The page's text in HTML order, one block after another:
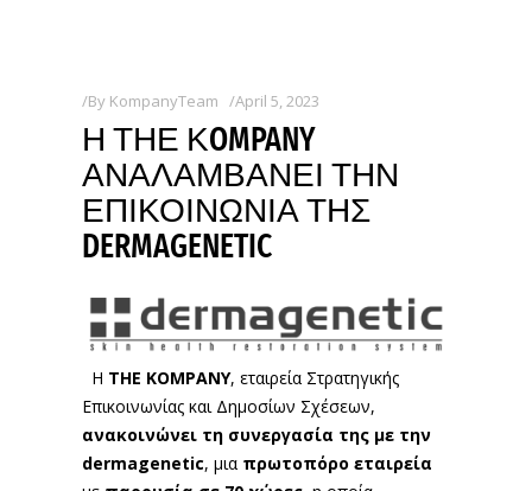
By KompanyTeam April 5, 2023
Η ΤΗΕ ΚOMPANY
ΑΝΑΛΑΜΒΑΝΕΙ ΤΗΝ
ΕΠΙΚΟΙΝΩΝΙΑ ΤΗΣ
DERMAGENETIC
H THE KOMPANY, εταιρεία Στρατηγικής
Επικοινωνίας και Δημοσίων Σχέσεων,
ανακοινώνει τη συνεργασία της με την
dermagenetic, μια πρωτοπόρο εταιρεία